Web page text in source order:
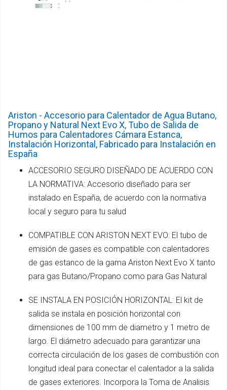
Ariston - Accesorio para Calentador de Agua Butano,
Propano y Natural Next Evo X, Tubo de Salida de
Humos para Calentadores Cámara Estanca,
Instalación Horizontal, Fabricado para Instalación en
España
ACCESORIO SEGURO DISEÑADO DE ACUERDO CON
LA NORMATIVA: Accesorio diseñado para ser
instalado en España, de acuerdo con la normativa
local y seguro para tu salud
COMPATIBLE CON ARISTON NEXT EVO: El tubo de
emisión de gases es compatible con calentadores
de gas estanco de la gama Ariston Next Evo X tanto
para gas Butano/Propano como para Gas Natural
SE INSTALA EN POSICIÓN HORIZONTAL: El kit de
salida se instala en posición horizontal con
dimensiones de 100 mm de diametro y 1 metro de
largo. El diámetro adecuado para garantizar una
correcta circulación de los gases de combustión con
longitud ideal para conectar el calentador a la salida
de gases exteriores. Incorpora la Toma de Analisis